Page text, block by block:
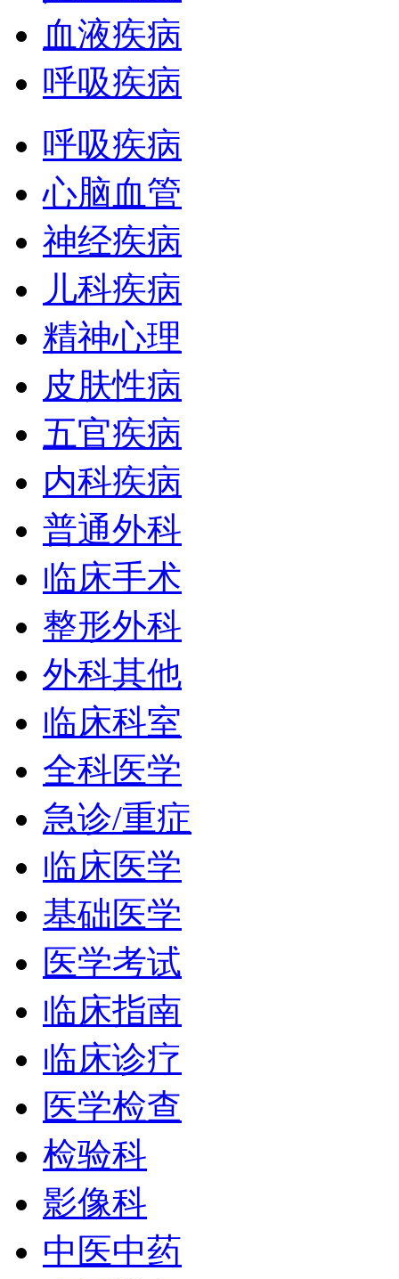
血液疾病
呼吸疾病
呼吸疾病
心脑血管
神经疾病
儿科疾病
精神心理
皮肤性病
五官疾病
内科疾病
普通外科
临床手术
整形外科
外科其他
临床科室
全科医学
急诊/重症
临床医学
基础医学
医学考试
临床指南
临床诊疗
医学检查
检验科
影像科
中医中药